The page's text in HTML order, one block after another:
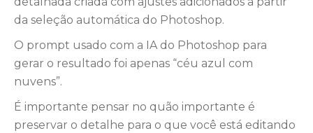
da seleção automática do Photoshop.
O prompt usado com a IA do Photoshop para
gerar o resultado foi apenas “céu azul com
nuvens”.
É importante pensar no quão importante é
preservar o detalhe para o que você está editando